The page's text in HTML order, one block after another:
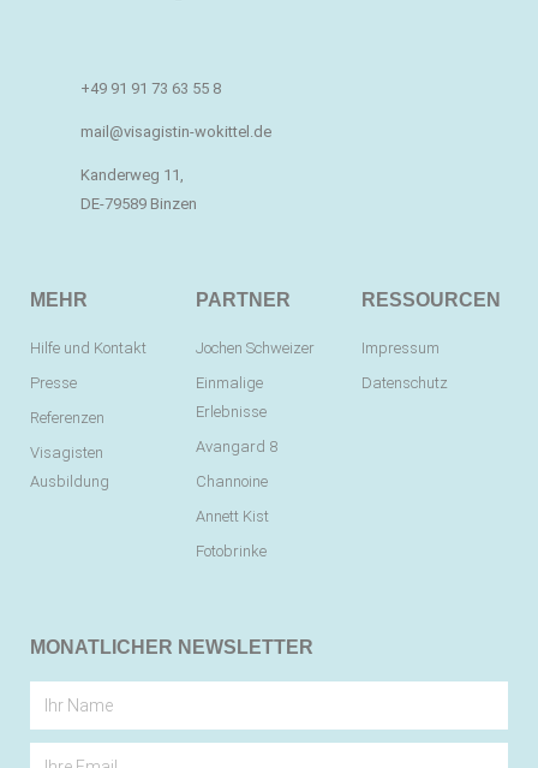
+49 91 91 73 63 55 8
mail@visagistin-wokittel.de
Kanderweg 11,
DE-79589 Binzen
MEHR
Hilfe und Kontakt
Presse
Referenzen
Visagisten
Ausbildung
PARTNER
Jochen Schweizer
Einmalige
Erlebnisse
Avangard 8
Channoine
Annett Kist
Fotobrinke
RESSOURCEN
Impressum
Datenschutz
MONATLICHER NEWSLETTER